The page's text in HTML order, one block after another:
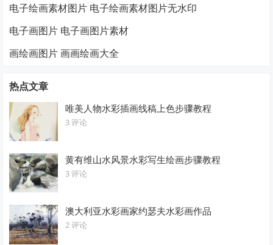
电子绘画素材图片 电子绘画素材图片无水印
电子画图片 电子画图片素材
画绘画图片 画画绘画大全
热点文章
唯美人物水彩插画线稿上色步骤教程
3 评论
黄有维山水风景水彩写生绘画步骤教程
3 评论
澳大利亚水彩画家约瑟夫水彩画作品
2 评论